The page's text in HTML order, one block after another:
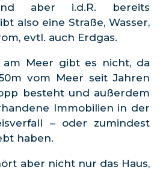
aber i.d.R. bereits
also eine Straße, Wasser,
evtl. auch Erdgas.
Meer gibt es nicht, da
vom Meer seit Jahren
besteht und außerdem
Immobilien in der
– oder zumindest
haben.
aber nicht nur das Haus,